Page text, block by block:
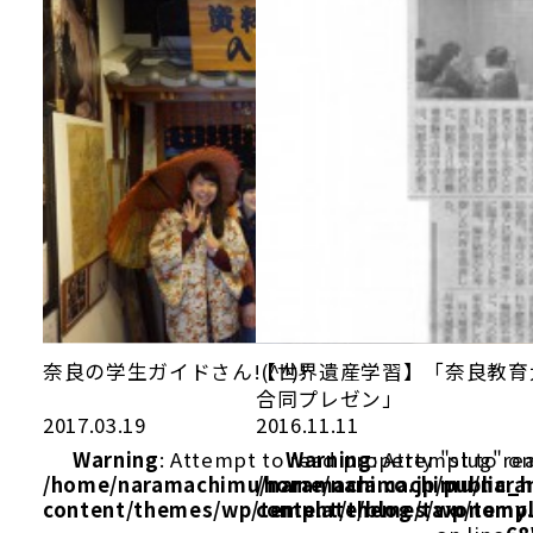
奈良の学生ガイドさん!(^^)!
2017.03.19
Warning: Attempt to read property "slug"
/home/naramachimu/naramachi.co.jp/
content/themes/wp/template/blog/
【世界遺産学習】「奈良教
合同プレゼン」
2016.11.11
Warning: Attempt to
/home/naramachimu/
content/themes/wp/